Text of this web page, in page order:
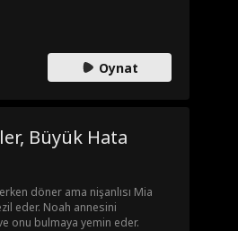
Bu kez kaybettiği
Oynat
Büyük Hata
döner ama nişanlısı Mia
eder. Noah annesini
onu bulmaya yemin eder.